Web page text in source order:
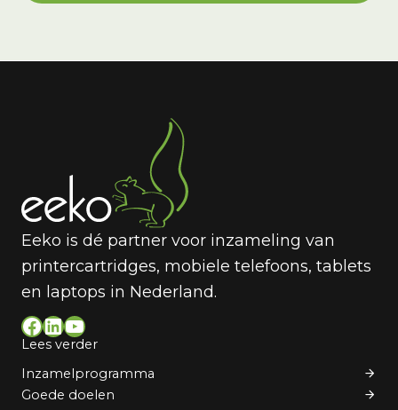
Eeko is dé partner voor inzameling van
printercartridges, mobiele telefoons, tablets
en laptops in Nederland.
Facebook LinkedIn YouTube
Lees verder
Inzamelprogramma
Goede doelen